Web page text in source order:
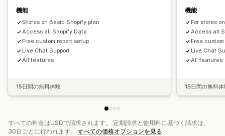
通知
日次売上サマリー
在庫と商品
価格設定 売上税マッピング
エラーの解決
履歴データのインポート
機能
Stores on Basic Shopify plan
Access all Shopify Data
Free custom report setup
Live Chat Support
All features
15日間の無料体験
機能
For stores
Access all
Free
Live Chat
All features
15日間の無料
すべての料金はUSDで請求されます。 定期請求と使用料に基づく請求は、
30日ごとに行われます。 すべての価格オプションを見る